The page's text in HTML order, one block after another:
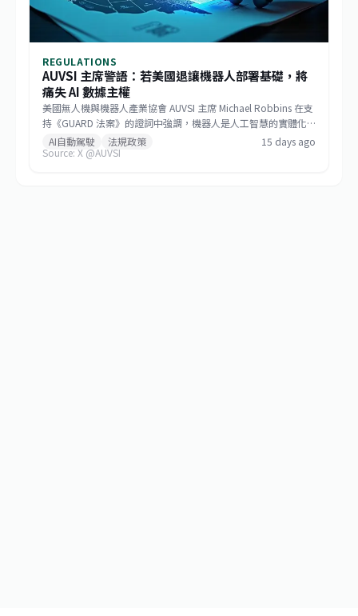
REGULATIONS
AUVSI 主席警語：若美國退讓機器人部署基礎，將
痛失 AI 數據主權
美國無人機與機器人產業協會 AUVSI 主席 Michael Robbins 在支
持《GUARD 法案》的證詞中強調，機器人是人工智慧的實體化
身，若美國將機器人部署的基礎設施讓給中國，無異於直接交出
建構 AI 領導地位所仰賴的大數據。此聽證會旨在推動立法，確保
AI自動駕駛 法規政策
15 days ago
Source: X @AUVSI